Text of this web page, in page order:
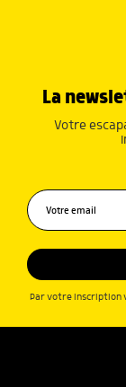
La
Votre
Par votre inscription